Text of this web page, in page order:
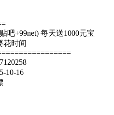
吧+99net) 每天送1000元宝
花时间
10-16